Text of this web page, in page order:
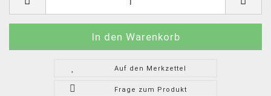
Auf den Merkzettel
Frage zum Produkt